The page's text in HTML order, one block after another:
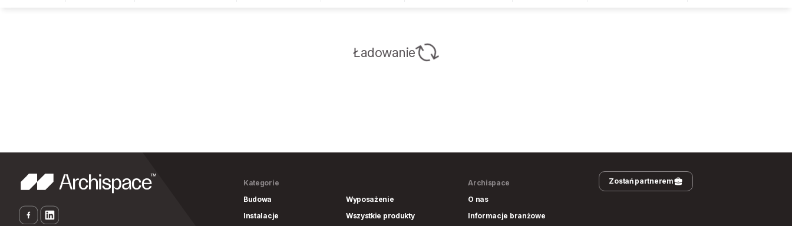
Ładowanie
Kategorie
Budowa
Instalacje
Wyposażenie
Wszystkie produkty
Archispace
O nas
Informacje branżowe
Zostań partnerem